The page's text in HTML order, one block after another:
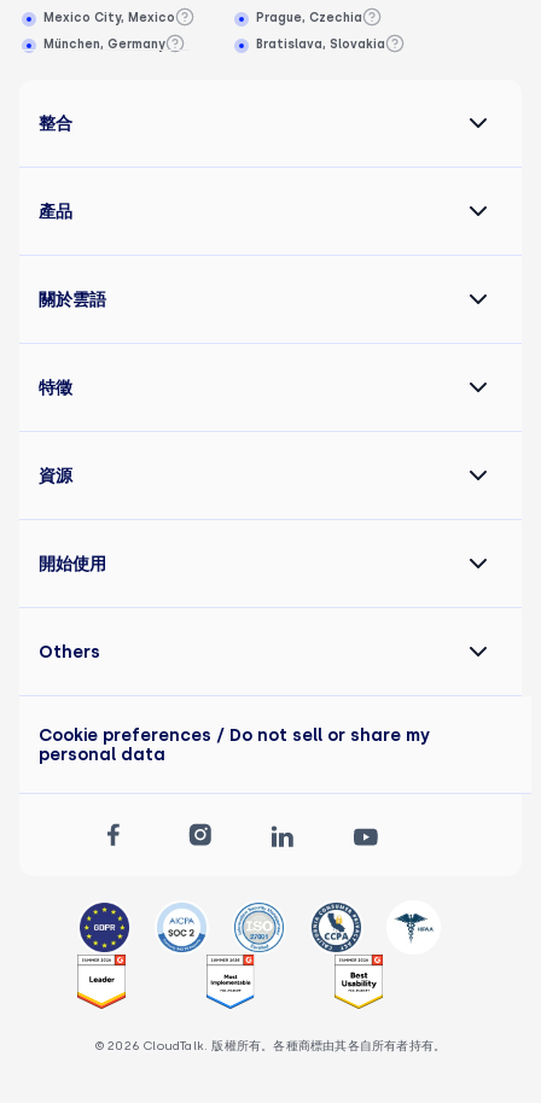
Mexico City, Mexico
München, Germany
Prague, Czechia
Bratislava, Slovakia
整合
產品
關於雲語
特徵
資源
開始使用
© 2026 CloudTalk. 版權所有。各種商標由其各自所有者持有。
Others
Cookie preferences / Do not sell or share my
personal data